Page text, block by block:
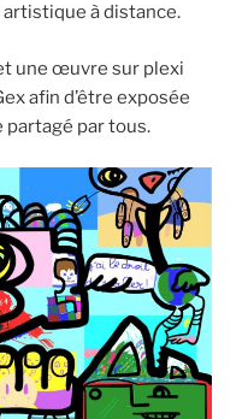
à distance.
une œuvre sur plexi
afin d’être exposée
partagé par tous.